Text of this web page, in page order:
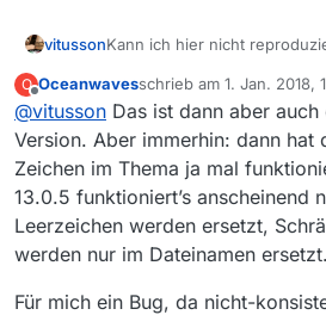
vitussonKann ich hier nicht
anstandslos angelegt.
was das Ersetzen von
angeht stimme ich zu. Eher
O
Offline
Oceanwavesschrieb am 1. Jan. 2018,
zuletzt editiert von
@vitusson Das ist dann aber
Version. Aber immerhin: dann hat
Zeichen im Thema ja mal
13.0.5 funktioniert’s anscheinend
Leerzeichen werden ersetzt,
werden nur im Dateinamen ersetzt.
Für mich ein Bug, da nicht-